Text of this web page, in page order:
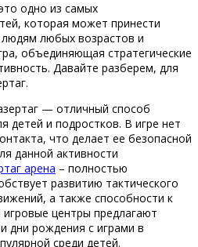
одно из самых
которая может принести
любых возрастов и
объединяющая стратегические
Давайте разберем, для
— отличный способ
детей и подростков. В игре нет
что делает ее безопасной
данной активности
арена – полностью
развитию тактического
а также способности к
центры предлагают
дни рождения с играми в
среди детей.